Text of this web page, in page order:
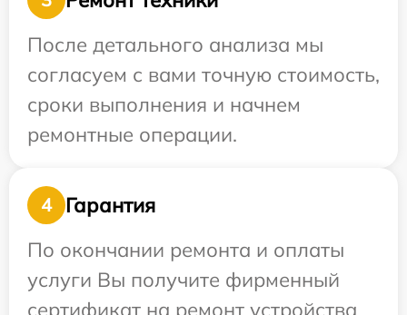
После детального анализа мы
согласуем с вами точную стоимость,
сроки выполнения и начнем
ремонтные операции.
4
Гарантия
По окончании ремонта и оплаты
услуги Вы получите фирменный
сертификат на ремонт устройства